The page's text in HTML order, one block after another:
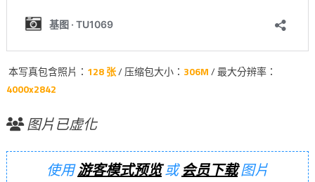
本写真包含照片： 128 张/ 压缩包大小： 306M/ 最大分辨率：
4000x2842
图片已虚化
使用游客模式预览或会员下载图片